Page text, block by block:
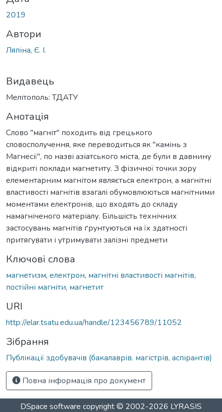
2019
Автори
Ляпіна, Є. І.
Видавець
Мелітополь: ТДАТУ
Анотація
Слово "магніт" походить від грецького
словосполучення, яке переводиться як "камінь з
Магнесії", по назві азіатського міста, де були в давнину
відкриті поклади магнетиту. З фізичної точки зору
елементарним магнітом являється електрон, а магнітні
властивості магнітів взагалі обумовлюються магнітними
моментами електронів, що входять до складу
намагніченого матеріалу. Більшість технічних
застосувань магнітів ґрунтуються на їх здатності
притягувати і утримувати залізні предмети
Ключові слова
магнетизм, електрон, магнітні властивості магнітів,
постійні магніти, магнетит
URI
http://elar.tsatu.edu.ua/handle/123456789/11052
Зібрання
Публікації здобувачів (бакалаврів. магістрів, аспірантів)
Повна інформація про документ
DSpace software copyright © 2002-2026 LYRASIS